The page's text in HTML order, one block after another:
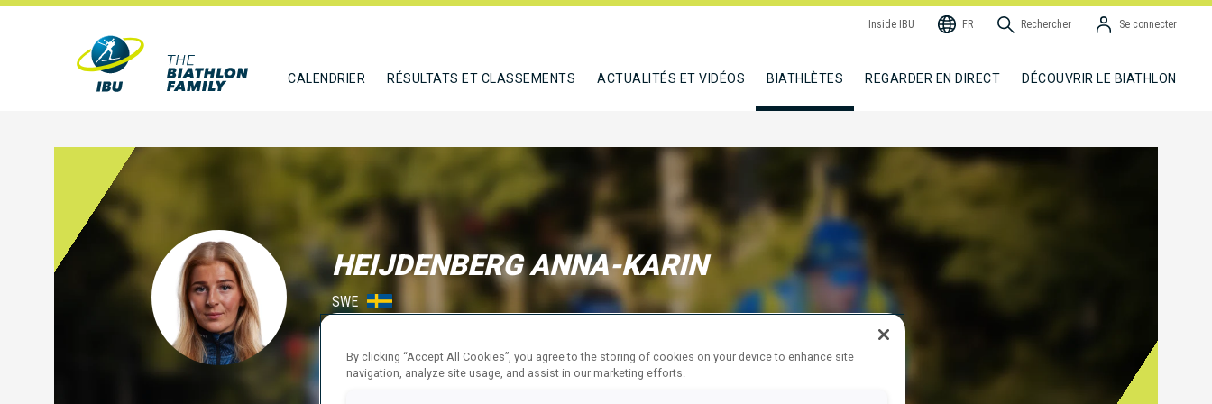
Inside IBU FR Rechercher Se connecter
CALENDRIER RÉSULTATS ET CLASSEMENTS ACTUALITÉS ET VIDÉOS BIATHLÈTES REGARDER EN DIRECT DÉCOUVRIR LE BIATHLON
HEIJDENBERG ANNA-KARIN
SWE
By clicking “Accept All Cookies”, you agree to the storing of cookies on your device to enhance site
navigation, analyze site usage, and assist in our marketing efforts.